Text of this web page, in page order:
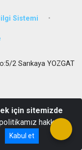
Sistemi
2 Sarıkaya YOZGAT
için sitemizde
hakkında
Kabul et